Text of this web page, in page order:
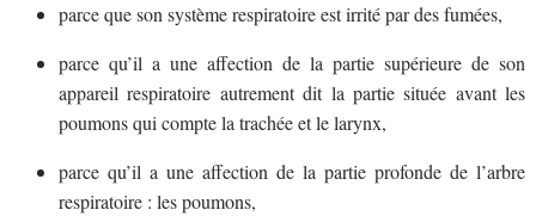
parce que son système respiratoire est irrité par des fumées,
parce qu’il a une affection de la partie supérieure de son
appareil respiratoire autrement dit la partie située avant les
poumons qui compte la trachée et le larynx,
parce qu’il a une affection de la partie profonde de l’arbre
respiratoire : les poumons,